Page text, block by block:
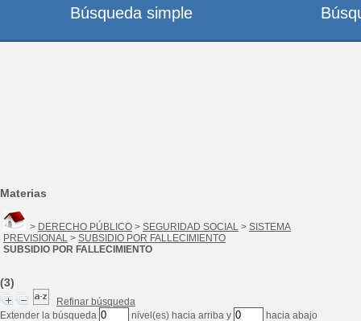
Materias
> DERECHO PÚBLICO > SEGURIDAD SOCIAL > SISTEMA
PREVISIONAL > SUBSIDIO POR FALLECIMIENTO
SUBSIDIO POR FALLECIMIENTO
(3)
Refinar búsqueda
Extender la búsqueda
nivel(es) hacia arriba y hacia abajo
Búsqueda simple